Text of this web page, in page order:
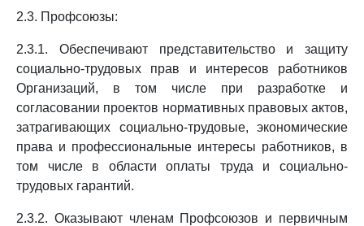
2.3. Профсоюзы:
2.3.1. Обеспечивают представительство и защиту
социально-трудовых прав и интересов работников
Организаций, в том числе при разработке и
согласовании проектов нормативных правовых актов,
затрагивающих социально-трудовые, экономические
права и профессиональные интересы работников, в
том числе в области оплаты труда и социально-
трудовых гарантий.
2.3.2. Оказывают членам Профсоюзов и первичным